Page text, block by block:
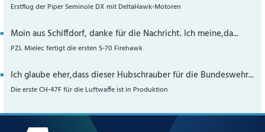
Erstflug der Piper Seminole DX mit DeltaHawk-Motoren
Moin aus Schiffdorf, danke für die Nachricht. Ich meine,da...
PZL Mielec fertigt die ersten S-70 Firehawk
Ich glaube eher,dass dieser Hubschrauber für die Bundeswehr...
Die erste CH-47F für die Luftwaffe ist in Produktion